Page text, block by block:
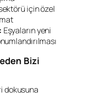
için özel
Eşyaların yeni
Bizi
dokusuna